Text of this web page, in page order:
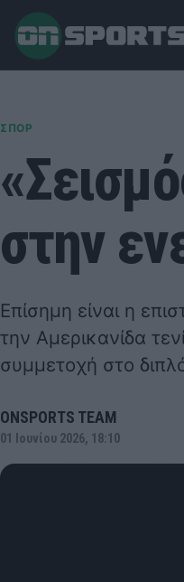
ΣΠΟΡ
στην
Επίσημη είναι η
την Αμερικανίδα
συμμετοχή στο
ONSPORTS TEAM
01 Ιουνίου 2026, 18:10